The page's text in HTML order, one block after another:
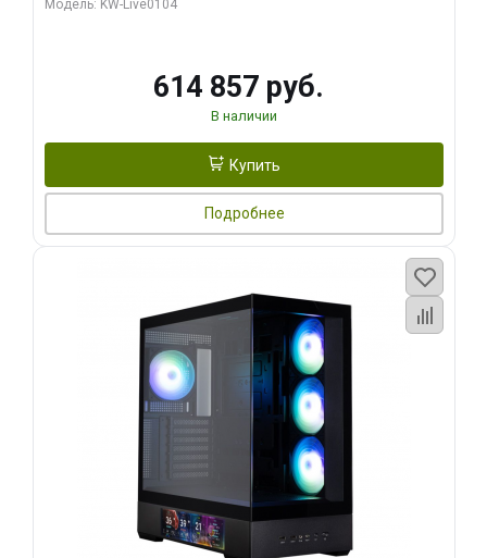
Модель: KW-Live0104
614 857 руб.
В наличии
Купить
Подробнее